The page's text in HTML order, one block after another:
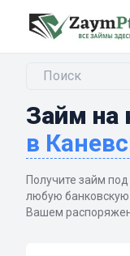
Займ на
в
Получите займ
любую банковскую
Вашем